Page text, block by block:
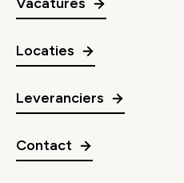
Locaties
Leveranciers
Contact